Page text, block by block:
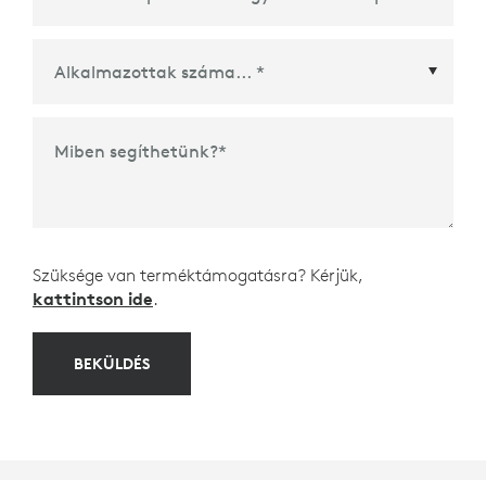
Értekezleti platform- vagy ökorendszerpartner
Miben segíthetünk?*
Szüksége van terméktámogatásra? Kérjük,
kattintson ide.
BEKÜLDÉS